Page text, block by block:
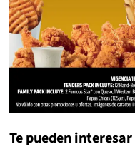
Te pueden interesar